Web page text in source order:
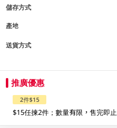
儲存方式
產地
送貨方式
推廣優惠
2件$15
$15任揀2件；數量有限，售完即止